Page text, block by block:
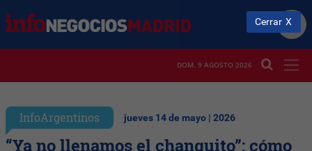
DOM. 9 AGOSTO 2026
InfoArgentinos jueves 14 de mayo | 2026
“Ya no llenamos el changuito”: cómo
Cerrar